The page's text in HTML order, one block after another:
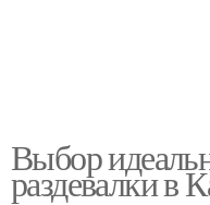
Выбор
раздевалки в